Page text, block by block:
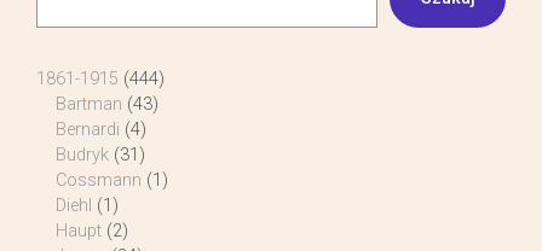
1861-1915 (444)
Bartman (43)
Bernardi (4)
Budryk (31)
Cossmann (1)
Diehl (1)
Haupt (2)